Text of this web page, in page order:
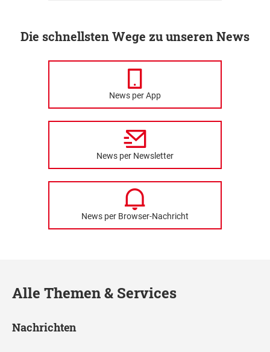
Die schnellsten Wege zu unseren News
News per App
News per Newsletter
News per Browser-Nachricht
Alle Themen & Services
Nachrichten